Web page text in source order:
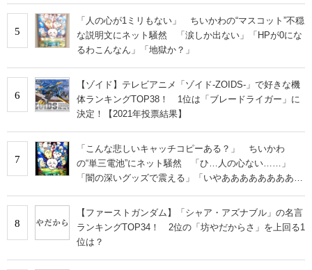
5
「人の心が1ミリもない」 ちいかわの“マスコット”不穏
な説明文にネット騒然 「涙しか出ない」「HPが0にな
るわこんなん」「地獄か？」
6
【ゾイド】テレビアニメ「ゾイド-ZOIDS-」で好きな機
体ランキングTOP38！ 1位は「ブレードライガー」に
決定！【2021年投票結果】
7
「こんな悲しいキャッチコピーある？」 ちいかわ
の“単三電池”にネット騒然 「ひ…人の心ない……」
「闇の深いグッズで震える」「いやあああああああああ
8
【ファーストガンダム】「シャア・アズナブル」の名言
ランキングTOP34！ 2位の「坊やだからさ」を上回る1
位は？